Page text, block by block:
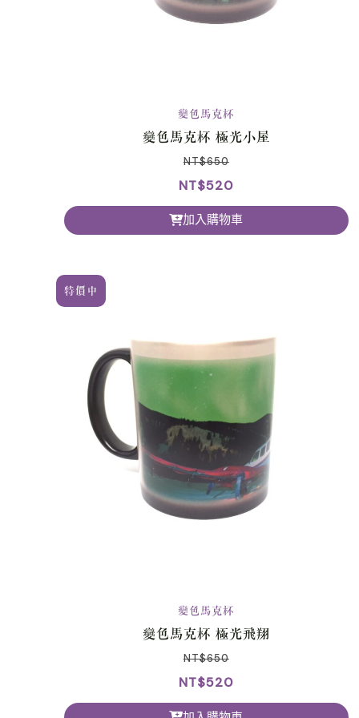
變色馬克杯
變色馬克杯 極光小屋
NT$650
NT$520
加入購物車
特價中
變色馬克杯
變色馬克杯 極光飛翔
NT$650
NT$520